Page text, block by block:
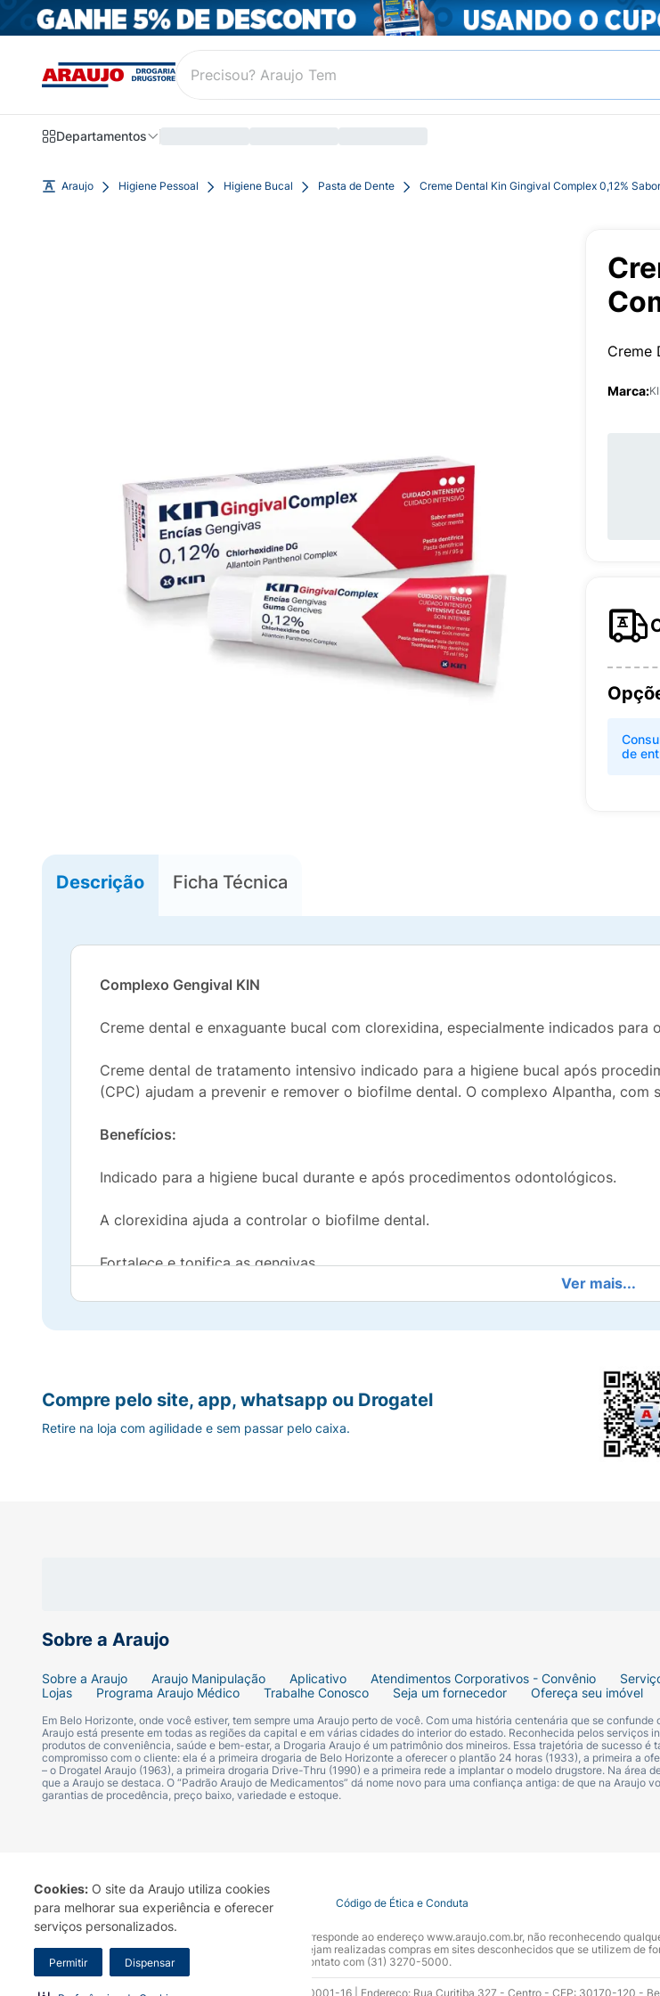
Cookies: O site da Araujo utiliza cookies
para melhorar sua experiência e oferecer
serviços personalizados.
Permitir Dispensar
Departamentos
Araujo Higiene Pessoal Higiene Bucal Pasta de Dente Creme Dental Kin Gingival Complex 0,12%
Creme
Marca:
de
Descrição Ficha Técnica
Complexo Gengival KIN
Creme dental e enxaguante bucal com clorexidina, especialmente indicados para
Creme dental de tratamento intensivo indicado para a higiene bucal após
(CPC) ajudam a prevenir e remover o biofilme dental. O complexo Alpantha,
Benefícios:
Indicado para a higiene bucal durante e após procedimentos odontológicos.
A clorexidina ajuda a controlar o biofilme dental.
Fortalece e tonifica as gengivas.
Indicação:
Promove o controle do biofilme dental.
Fortalece e tonifica as gengivas.
Escove os dentes por pelo menos 2 a 3 minutos, no mínimo 3 vezes ao dia, de
Advertência:
Manter fora do alcance de crianças.
É contraindicado em pessoas que tenham apresentado reação de
Não use além do período indicado pelo dentista.
Composição:
Digluconato de clorexidina: 0,12%.
Alpantha (complexo de pantenol de alantoína)
Ver mais...
Sobre a Araujo
Sobre a Araujo Araujo Manipulação Aplicativo Atendimentos Corporativos - Convênio
Lojas
Programa Araujo Médico Trabalhe Conosco Seja um fornecedor Ofereça seu imóvel
Em Belo Horizonte, onde você estiver, tem sempre uma Araujo perto de você. Com uma história centenária que se
Araujo está presente em todas as regiões da capital e em várias cidades do interior do estado. Reconhecida pelos serviços
produtos de conveniência, saúde e bem-estar, a Drogaria Araujo é um patrimônio dos mineiros. Essa trajetória de sucesso é
compromisso com o cliente: ela é a primeira drogaria de Belo Horizonte a oferecer o plantão 24 horas (1933), a primeira a
– o Drogatel Araujo (1963), a primeira drogaria Drive-Thru (1990) e a primeira rede a implantar o modelo drugstore. Na área
que a Araujo se destaca. O “Padrão Araujo de Medicamentos” dá nome novo para uma confiança antiga: de que na Araujo
garantias de procedência, preço baixo, variedade e estoque.
Compre pelo site, app, whatsapp ou Drogatel
Retire na loja com agilidade e sem passar pelo caixa.
Termo de Uso Portal da Privacidade Covid-19 Código de Ética e Conduta
A Drogaria Araujo S/A informa que o seu site oficial corresponde ao endereço www.araujo.com.br, não reconhecendo
marca. Para sua segurança recomendamos que não sejam realizadas compras em sites desconhecidos que se utilizem de
Araujo S.A. Em caso de dúvidas, gentileza entrar em contato com (31) 3270-5000.
Razão Social: Drogaria Araujo S.A | CNPJ: 17.256.512.0001-16 | Endereço: Rua Curitiba 327 - Centro - CEP: 30170-120 -